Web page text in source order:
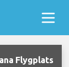
Flygplats